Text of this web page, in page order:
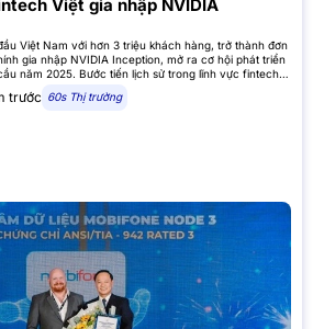
Việt gia nhập NVIDIA
Việt Nam với hơn 3 triệu khách hàng, trở thành đơn
gia nhập NVIDIA Inception, mở ra cơ hội phát triển
năm 2025. Bước tiến lịch sử trong lĩnh vực fintech
trước 60s Thị trường